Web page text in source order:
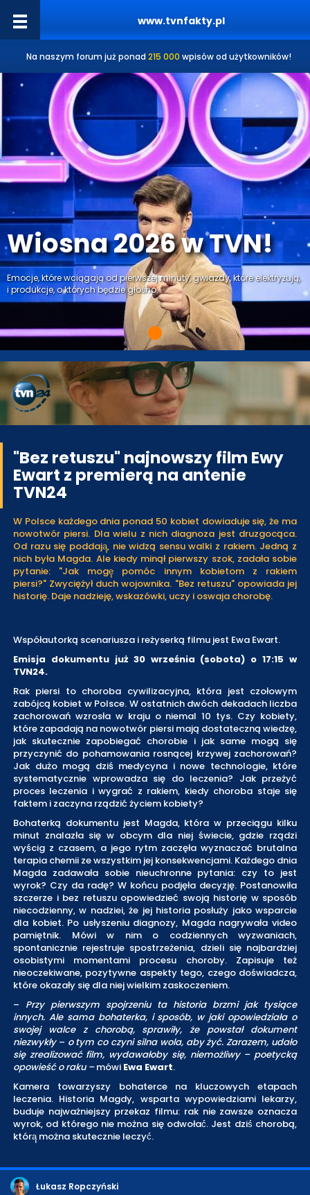
www.tvnfakty.pl
Na naszym forum już ponad 215 000 wpisów od użytkowników!
Wiosna 2026 w TVN!
Emocje, które wciągają od pierwszej minuty, gwiazdy, które elektryzują,
i produkcje, o których będzie głośno.
"Bez retuszu" najnowszy film Ewy
Ewart z premierą na antenie
TVN24
W Polsce każdego dnia ponad 50 kobiet dowiaduje się, że ma
nowotwór piersi. Dla wielu z nich diagnoza jest druzgocąca.
Od razu się poddają̨, nie widzą sensu walki z rakiem. Jedną z
nich była Magda. Ale kiedy minął pierwszy szok, zadała sobie
pytanie: "Jak mogę̨ pomóc innym kobietom z rakiem
piersi?" Zwyciężył duch wojownika. "Bez retuszu" opowiada jej
historię. Daje nadzieję, wskazówki, uczy i oswaja chorobę.
Współautorką scenariusza i reżyserką filmu jest Ewa Ewart.
Emisja dokumentu już 30 września (sobota) o 17:15 w
TVN24.
Rak piersi to choroba cywilizacyjna, która jest czołowym
zabójcą kobiet w Polsce. W ostatnich dwóch dekadach liczba
zachorowań wzrosła w kraju o niemal 10 tys. Czy kobiety,
które zapadają na nowotwór piersi mają dostateczną wiedzę,
jak skutecznie zapobiegać chorobie i jak same mogą się
przyczynić do pohamowania rosnącej krzywej zachorowań?
Jak dużo mogą dziś medycyna i nowe technologie, które
systematycznie wprowadza się do leczenia? Jak przeżyć
proces leczenia i wygrać z rakiem, kiedy choroba staje się
faktem i zaczyna rządzić życiem kobiety?
Bohaterką dokumentu jest Magda, która w przeciągu kilku
minut znalazła się w obcym dla niej świecie, gdzie rządzi
wyścig z czasem, a jego rytm zaczęła wyznaczać brutalna
terapia chemii ze wszystkim jej konsekwencjami. Każdego dnia
Magda zadawała sobie nieuchronne pytania: czy to jest
wyrok? Czy da radę? W końcu podjęła decyzję. Postanowiła
szczerze i bez retuszu opowiedzieć swoją historię w sposób
niecodzienny, w nadziei, że jej historia posłuży jako wsparcie
dla kobiet. Po usłyszeniu diagnozy, Magda nagrywała video
pamiętnik. Mówi w nim o codziennych wyzwaniach,
spontanicznie rejestruje spostrzeżenia, dzieli się najbardziej
osobistymi momentami procesu choroby. Zapisuje też
nieoczekiwane, pozytywne aspekty tego, czego doświadcza,
które okazały się dla niej wielkim zaskoczeniem.
– Przy pierwszym spojrzeniu ta historia brzmi jak tysiące
innych. Ale sama bohaterka, i sposób, w jaki opowiedziała o
swojej walce z chorobą, sprawiły, że powstał dokument
niezwykły – o tym co czyni silna wola, aby żyć. Zarazem, udało
się zrealizować film, wydawałoby się, niemożliwy – poetycką
opowieść o raku –mówi Ewa Ewart.
Kamera towarzyszy bohaterce na kluczowych etapach
leczenia. Historia Magdy, wsparta wypowiedziami lekarzy,
buduje najważniejszy przekaz filmu: rak nie zawsze oznacza
wyrok, od którego nie można się odwołać́. Jest dziś́ chorobą,
którą̨ można skutecznie leczyć́.
Łukasz Ropczyński